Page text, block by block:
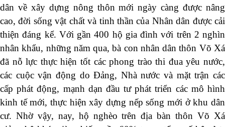
dân về xây dựng nông thôn mới ngày càng được nâng
cao, đời sống vật chất và tinh thần của Nhân dân được cải
thiện đáng kể. Với gần 400 hộ gia đình với trên 2 nghìn
nhân khẩu, những năm qua,bà con nhân dân thôn Võ Xá
đã nỗ lực thực hiện tốt các phong trào thi đua yêu nước,
các cuộc vận động do Đảng, Nhà nước và mặt trận các
cấp phát động, mạnh dạn đầu tư phát triển các mô hình
kinh tế mới, thực hiện xây dựng nếp sống mới ở khu dân
cư. Nhờ vậy, nay, hộ nghèo trên địa bàn thôn Võ Xá